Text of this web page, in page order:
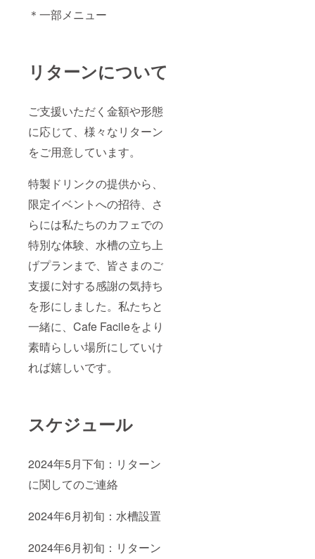
＊一部メニュー
リターンについて
ご支援いただく金額や形態
に応じて、様々なリターン
をご用意しています。
特製ドリンクの提供から、
限定イベントへの招待、さ
らには私たちのカフェでの
特別な体験、水槽の立ち上
げプランまで、皆さまのご
支援に対する感謝の気持ち
を形にしました。私たちと
一緒に、Cafe Facileをより
素晴らしい場所にしていけ
れば嬉しいです。
スケジュール
2024年5月下旬：リターン
に関してのご連絡
2024年6月初旬：水槽設置
2024年6月初旬：リターン